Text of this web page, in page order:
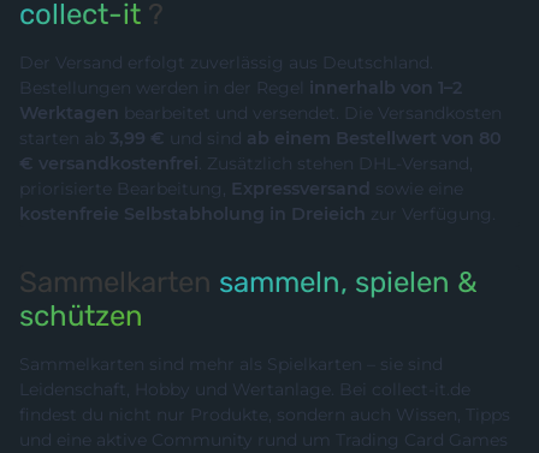
collect-it ?
Der Versand erfolgt zuverlässig aus Deutschland.
Bestellungen werden in der Regel innerhalb von 1–2
Werktagen bearbeitet und versendet. Die Versandkosten
starten ab 3,99 € und sind ab einem Bestellwert von 80
€ versandkostenfrei. Zusätzlich stehen DHL-Versand,
priorisierte Bearbeitung, Expressversand sowie eine
kostenfreie Selbstabholung in Dreieich zur Verfügung.
Sammelkarten sammeln, spielen &
schützen
Sammelkarten sind mehr als Spielkarten – sie sind
Leidenschaft, Hobby und Wertanlage. Bei collect-it.de
findest du nicht nur Produkte, sondern auch Wissen, Tipps
und eine aktive Community rund um Trading Card Games